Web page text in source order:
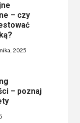
– czy
2025
– poznaj